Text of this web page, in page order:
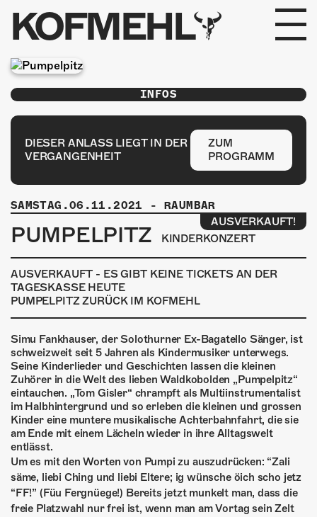
KOFMEHL
PROGRAMM
FABRIKGEFLÜSTER
GALERIE
FOTOGALERIE
PHOTOMAT
INFOS
KONTAKT
ÜBER UNS
GÖNNEREI
SHOP
MITMACHEN
INFOS
DIESER ANLASS LIEGT IN DER
VERGANGENHEIT
ZUM
PROGRAMM
SAMSTAG.06.11.2021 - RAUMBAR
PUMPELPITZ KINDERKONZERT
AUSVERKAUFT!
AUSVERKAUFT - ES GIBT KEINE TICKETS AN DER
TAGESKASSE HEUTE
PUMPELPITZ ZURÜCK IM KOFMEHL
Simu Fankhauser, der Solothurner Ex-Bagatello Sänger, ist
schweizweit seit 5 Jahren als Kindermusiker unterwegs.
Seine Kinderlieder und Geschichten lassen die kleinen
Zuhörer in die Welt des lieben Waldkobolden „Pumpelpitz“
eintauchen. „Tom Gisler“ chrampft als Multiinstrumentalist
im Halbhintergrund und so erleben die kleinen und grossen
Kinder eine muntere musikalische Achterbahnfahrt, die sie
am Ende mit einem Lächeln wieder in ihre Alltagswelt
entlässt.
Um es mit den Worten von Pumpi zu auszudrücken: “Zali
säme, liebi Ching und liebi Eltere; ig wünsche öich scho jetz
“FF!” (Füu Fergnüege!) Bereits jetzt munkelt man, dass die
freie Platzwahl nur frei ist, wenn man am Vortag sein Zelt